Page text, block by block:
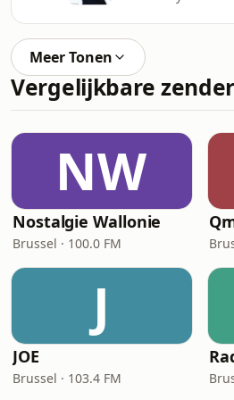
Meer Tonen
Vergelijkbare
NW
Nostalgie Wallonie
Brussel · 100.0 FM
J
JOE
Brussel · 103.4 FM